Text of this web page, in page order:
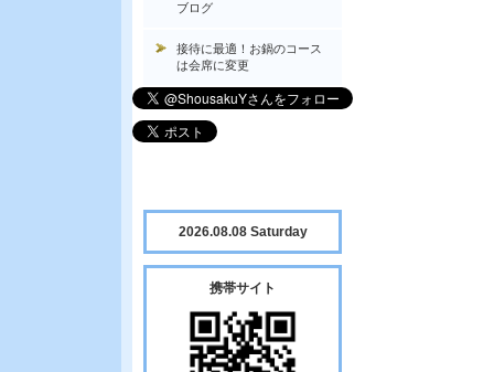
ブログ
接待に最適！お鍋のコース
は会席に変更
2026.08.08 Saturday
携帯サイト